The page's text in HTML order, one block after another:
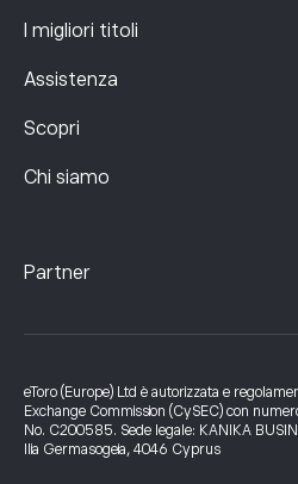
I migliori titoli
Assistenza
Scopri
Chi siamo
Partner
eToro (Europe) Ltd è autorizzata e
Exchange Commission (CySEC) con
No. C200585. Sede legale: KANIKA
Ilia Germasogeia, 4046 Cyprus